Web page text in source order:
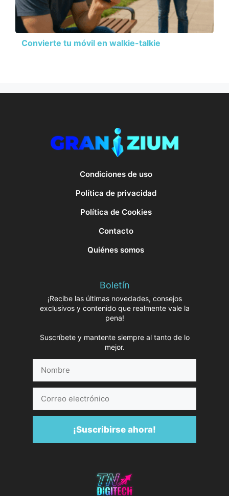
Convierte tu móvil en walkie-talkie
Condiciones de uso
Política de privacidad
Política de Cookies
Contacto
Quiénes somos
Boletín
¡Recibe las últimas novedades, consejos
exclusivos y contenido que realmente vale la
pena!
Suscríbete y mantente siempre al tanto de lo
mejor.
electrónico
¡Suscribirse ahora!